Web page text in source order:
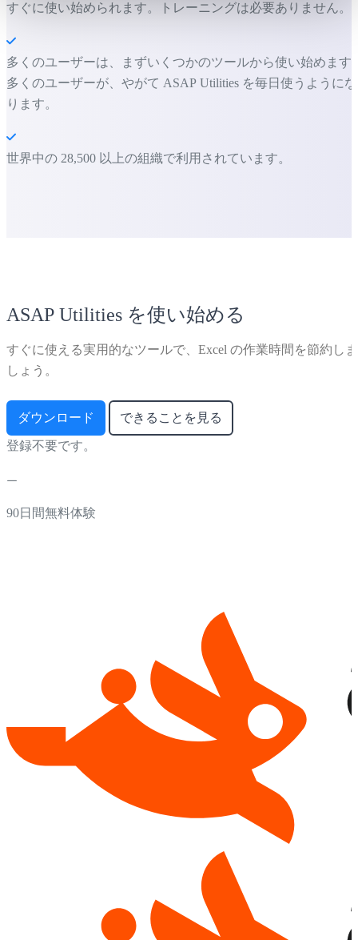
すぐに使い始められます。トレーニングは必要ありません。
多くのユーザーは、まずいくつかのツールから使い始めます
多くのユーザーが、やがて ASAP Utilities を毎日使うようにな
ります。
世界中の 28,500 以上の組織で利用されています。
ASAP Utilities を使い始める
すぐに使える実用的なツールで、Excel の作業時間を節約しま
しょう。
ダウンロード できることを見る
登録不要です。
90日間無料体験